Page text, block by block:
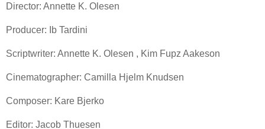
Director: Annette K. Olesen
Producer: Ib Tardini
Scriptwriter: Annette K. Olesen , Kim Fupz Aakeson
Cinematographer: Camilla Hjelm Knudsen
Composer: Kare Bjerko
Editor: Jacob Thuesen